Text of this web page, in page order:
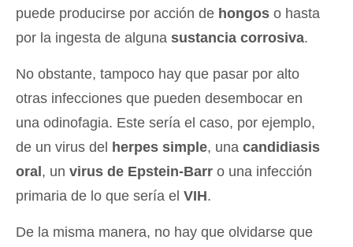
puede producirse por acción de hongos o hasta
por la ingesta de alguna sustancia corrosiva.
No obstante, tampoco hay que pasar por alto
otras infecciones que pueden desembocar en
una odinofagia. Este sería el caso, por ejemplo,
de un virus del herpes simple, una candidiasis
oral, un virus de Epstein-Barr o una infección
primaria de lo que sería el VIH.
De la misma manera, no hay que olvidarse que